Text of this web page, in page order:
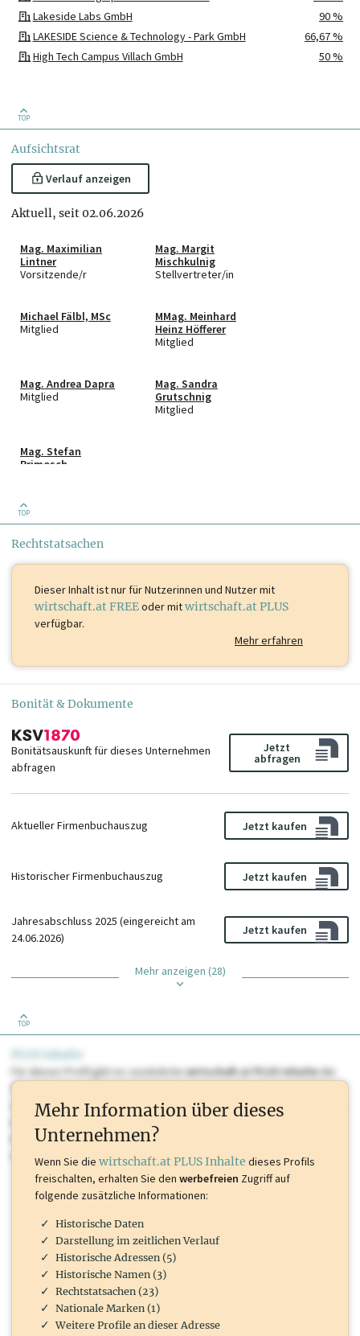
Lakeside Labs GmbH
90 %
LAKESIDE Science & Technology - Park GmbH
66,67 %
High Tech Campus Villach GmbH
50 %
DIH SÜD GmbH
Kompetenzzentrum Holz GmbH
JOANNEUM RESEARCH Forschungsgesellschaft mbH
Green Tech Valley Cluster GmbH
TOP
Aufsichtsrat
Verlauf anzeigen
Aktuell, seit 02.06.2026
Mag. Maximilian
Lintner
Vorsitzende/r
Mag. Margit
Mischkulnig
Stellvertreter/in
Michael Fälbl, MSc
Mitglied
MMag. Meinhard
Heinz Höfferer
Mitglied
Mag. Andrea Dapra
Mitglied
Mag. Sandra
Grutschnig
Mitglied
Mag. Stefan
Primosch
TOP
Rechtstatsachen
Dieser Inhalt istnur für Nutzerinnen und Nutzer mit
wirtschaft.at FREEoder mitwirtschaft.at PLUS
verfügbar.
Mehr erfahren
Bonität & Dokumente
Bonitätsauskunft für dieses Unternehmen
abfragen
Jetzt
abfragen
Aktueller Firmenbuchauszug Jetzt kaufen
Historischer Firmenbuchauszug Jetzt kaufen
Jahresabschluss 2025 (eingereicht am
24.06.2026)
Jetzt kaufen
Mehr anzeigen (28)
TOP
PLUS Inhalte
Für dieses Profil gibt es zusätzlichewirtschaft.at PLUS Inhaltedie
Sie momentan nicht einsehen können. Schalten Sie dieses Profil frei
oder loggen Sie sich ein um diese Inhalte zu sehen. wirtschaft.at PLUS
Marken, Patente, Rechtstatsachen, OTS-Aussendungen, und viele
mehr.
Mehr Information über dieses
Unternehmen?
Wenn Sie die wirtschaft.at PLUS Inhalte dieses Profils
freischalten, erhalten Sie den werbefreien Zugriff auf
folgende zusätzliche Informationen:
Historische Daten
Darstellung im zeitlichen Verlauf
Historische Adressen (5)
Historische Namen (3)
Rechtstatsachen (23)
Nationale Marken (1)
Weitere Profile an dieser Adresse